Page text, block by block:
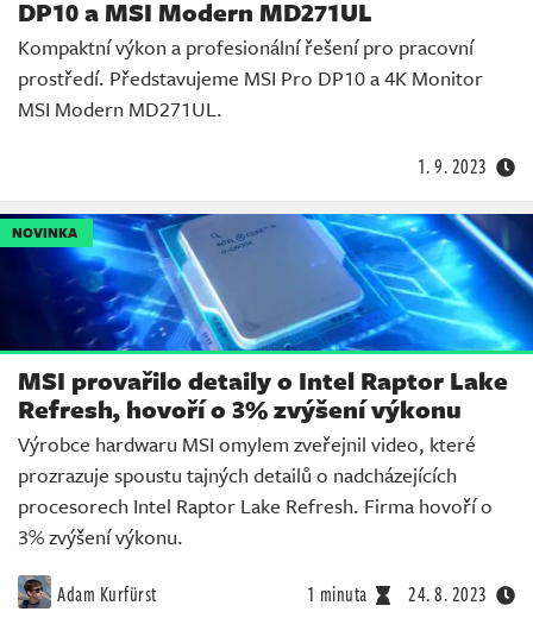
DP10 a MSI Modern MD271UL
Kompaktní výkon a profesionální řešení pro pracovní
prostředí. Představujeme MSI Pro DP10 a 4K Monitor
MSI Modern MD271UL.
1. 9. 2023
NOVINKA
MSI provařilo detaily o Intel Raptor Lake
Refresh, hovoří o 3% zvýšení výkonu
Výrobce hardwaru MSI omylem zveřejnil video, které
prozrazuje spoustu tajných detailů o nadcházejících
procesorech Intel Raptor Lake Refresh. Firma hovoří o
3% zvýšení výkonu.
Adam Kurfürst 1 minuta 24. 8. 2023